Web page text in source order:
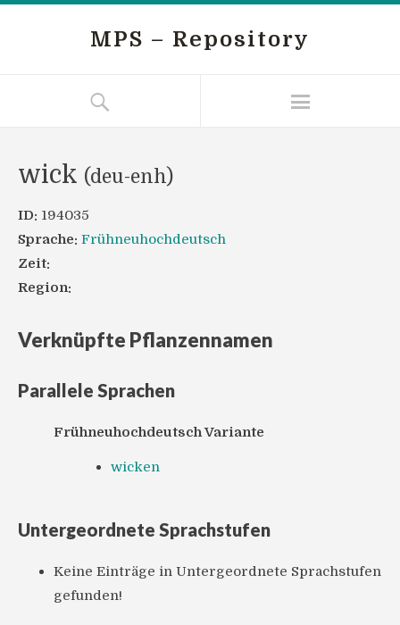
MPS – Repository
wick (deu-enh)
ID: 194035
Sprache: Frühneuhochdeutsch
Zeit:
Region:
Verknüpfte Pflanzennamen
Parallele Sprachen
Frühneuhochdeutsch Variante
wicken
Untergeordnete Sprachstufen
Keine Einträge in Untergeordnete Sprachstufen
gefunden!